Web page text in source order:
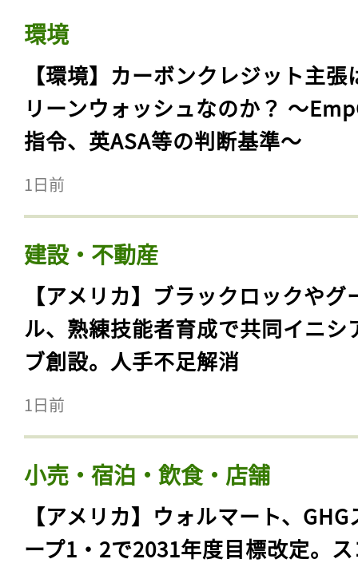
環境
【環境】カーボンクレジット主張
リーンウォッシュなのか？ 〜
指令、英ASA等の判断基準〜
1日前
建設・不動産
【アメリカ】ブラックロックやグ
ル、熟練技能者育成で共同イニシ
ブ創設。人手不足解消
1日前
小売・宿泊・飲食・店舗
【アメリカ】ウォルマート、GHG
ープ1・2で2031年度目標改定。